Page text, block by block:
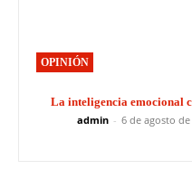
OPINIÓN
La inteligencia emocional
admin - 6 de agosto de